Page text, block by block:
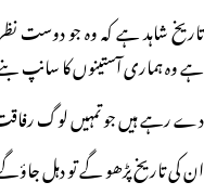
تاریخ شاہد ہے کہ وہ جو دوست
ہے وہ ہماری آستینوں کا سانپ
دے رہے ہیں جو تمہیں لوگ
ان کی تاریخ پڑھو گے تو دہل